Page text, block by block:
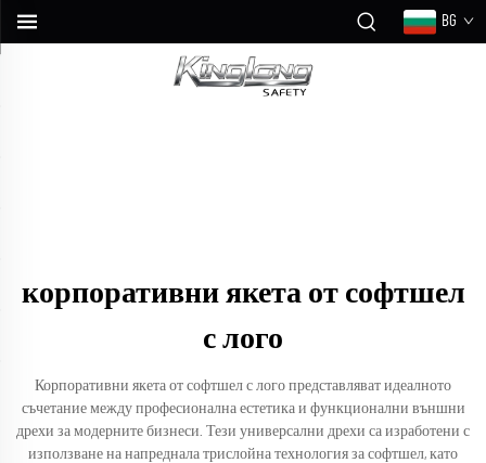
BG
корпоративни якета от софтшел
с лого
Корпоративни якета от софтшел с лого представляват идеалното
съчетание между професионална естетика и функционални външни
дрехи за модерните бизнеси. Тези универсални дрехи са изработени с
използване на напреднала трислойна технология за софтшел, като